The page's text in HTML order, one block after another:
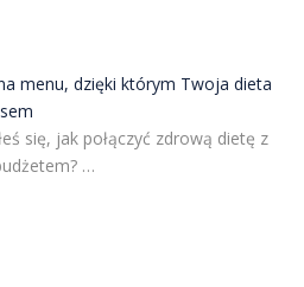
menu, dzięki którym Twoja dieta
się, jak połączyć zdrową dietę z
…